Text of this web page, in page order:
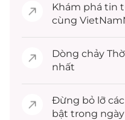
Khám phá tin
cùng
Dòng chảy
nhất
Đừng bỏ lỡ
bật trong ngày